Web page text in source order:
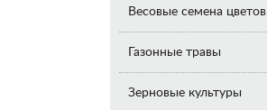
Весовые семена цветов
Газонные травы
Зерновые культуры